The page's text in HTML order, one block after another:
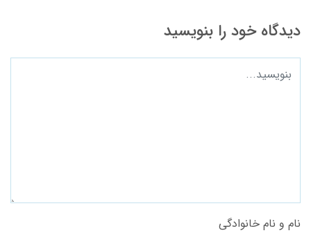
دیدگاه خود را بنویسید
نام و نام خانوادگی